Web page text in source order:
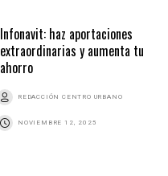
Infonavit: haz aportaciones
extraordinarias y aumenta tu
ahorro
REDACCIÓN CENTRO URBANO
NOVIEMBRE 12, 2025